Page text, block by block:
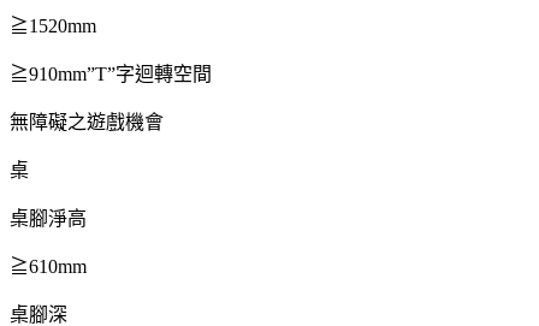
≧1520mm
≧910mm”T”字迴轉空間
無障礙之遊戲機會
桌
桌腳淨高
≧610mm
桌腳深